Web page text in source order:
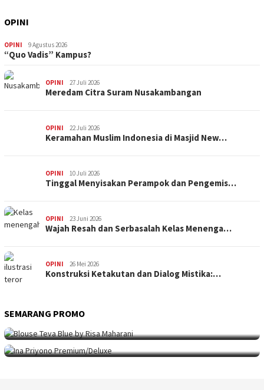
OPINI
OPINI 9 Agustus 2026
“Quo Vadis” Kampus?
OPINI 27 Juli 2026
Meredam Citra Suram Nusakambangan
OPINI 22 Juli 2026
Keramahan Muslim Indonesia di Masjid New…
OPINI 10 Juli 2026
Tinggal Menyisakan Perampok dan Pengemis…
OPINI 23 Juni 2026
Wajah Resah dan Serbasalah Kelas Menenga…
OPINI 26 Mei 2026
Konstruksi Ketakutan dan Dialog Mistika:…
SEMARANG PROMO
SEMARANG PROMO 9 Mei 2026
SEMARANG PROMO 5 Mei 2026
Intip Koleksi Ina Priyono, Jenama Fesyen…